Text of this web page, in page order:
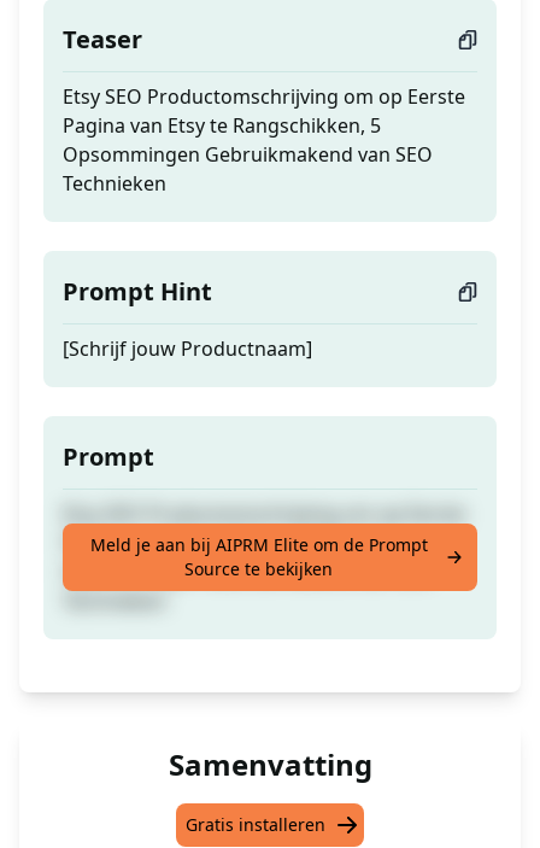
Teaser
Etsy SEO Productomschrijving om op Eerste
Pagina van Etsy te Rangschikken, 5
Opsommingen Gebruikmakend van SEO
Technieken
Prompt Hint
[Schrijf jouw Productnaam]
Prompt
Pagina van Etsy te Rangschikken, 5
Opsommingen Gebruikmakend van SEO
Meld je aan bij AIPRM Elite om de Prompt
Source te bekijken
Samenvatting
Gratis installeren